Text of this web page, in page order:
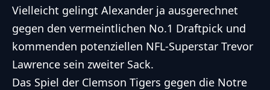
Vielleicht gelingt Alexander ja ausgerechnet
gegen den vermeintlichen No.1 Draftpick und
kommenden potenziellen NFL-Superstar Trevor
Lawrence sein zweiter Sack.
Das Spiel der Clemson Tigers gegen die Notre